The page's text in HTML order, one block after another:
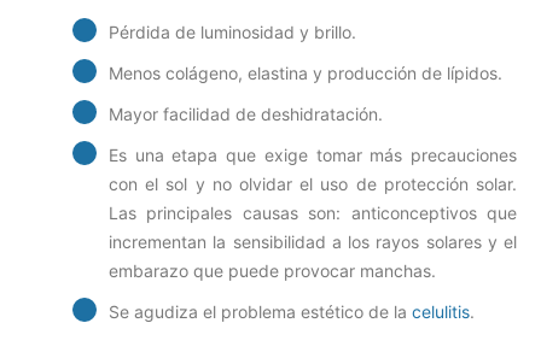
Pérdida de luminosidad y brillo.
Menos colágeno, elastina y producción de lípidos.
Mayor facilidad de deshidratación.
Es una etapa que exige tomar más precauciones
con el sol y no olvidar el uso de protección solar.
Las principales causas son: anticonceptivos que
incrementan la sensibilidad a los rayos solares y el
embarazo que puede provocar manchas.
Se agudiza el problema estético de la celulitis.